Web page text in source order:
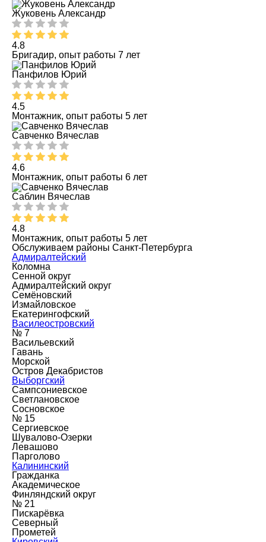
Жуковень Александр
4.8
Бригадир, опыт работы 7 лет
Панфилов Юрий
4.5
Монтажник, опыт работы 5 лет
Савченко Вячеслав
4.6
Монтажник, опыт работы 6 лет
Саблин Вячеслав
4.8
Монтажник, опыт работы 5 лет
Обслуживаем районы Санкт-Петербурга
Адмиралтейский
Коломна
Сенной округ
Адмиралтейский округ
Семёновский
Измайловское
Екатерингофский
Василеостровский
№ 7
Васильевский
Гавань
Морской
Остров Декабристов
Выборгский
Сампсониевское
Светлановское
Сосновское
№ 15
Сергиевское
Шувалово-Озерки
Левашово
Парголово
Калининский
Гражданка
Академическое
Финляндский округ
№ 21
Пискарёвка
Северный
Прометей